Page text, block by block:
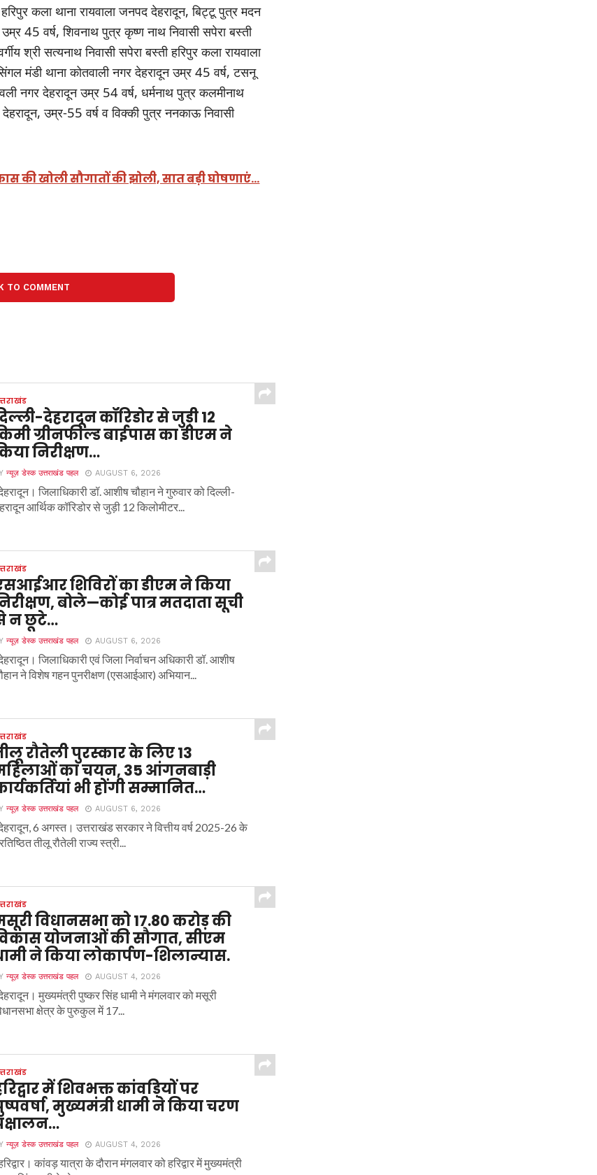
कला थाना रायवाला जनपद देहरादून, बिट्टू पुत्र मदन
45 वर्ष, शिवनाथ पुत्र कृष्ण नाथ निवासी सपेरा बस्ती
श्री सत्यनाथ निवासी सपेरा बस्ती हरिपुर कला रायवाला
मंडी थाना कोतवाली नगर देहरादून उम्र 45 वर्ष, टसनू
नगर देहरादून उम्र 54 वर्ष, धर्मनाथ पुत्र कलमीनाथ
देहरादून, उम्र-55 वर्ष व विक्की पुत्र ननकाऊ निवासी
की खोली सौगातों की झोली, सात बड़ी घोषणाएं…
TO COMMENT
देहरादून कॉरिडोर से जुड़ी 12
ग्रीनफील्ड बाईपास का डीएम ने
निरीक्षण…
न्यूज़ डेस्क उत्तराखंड पहल AUGUST 6, 2026
जिलाधिकारी डॉ. आशीष चौहान ने गुरुवार को दिल्ली-
आर्थिक कॉरिडोर से जुड़ी 12 किलोमीटर...
शिविरों का डीएम ने किया
बोले—कोई पात्र मतदाता सूची
न छूटे…
न्यूज़ डेस्क उत्तराखंड पहल AUGUST 6, 2026
जिलाधिकारी एवं जिला निर्वाचन अधिकारी डॉ. आशीष
ने विशेष गहन पुनरीक्षण (एसआईआर) अभियान...
रौतेली पुरस्कार के लिए 13
का चयन, 35 आंगनबाड़ी
भी होंगी सम्मानित…
न्यूज़ डेस्क उत्तराखंड पहल AUGUST 6, 2026
6 अगस्त। उत्तराखंड सरकार ने वित्तीय वर्ष 2025-26 के
तीलू रौतेली राज्य स्त्री...
विधानसभा को 17.80 करोड़ की
योजनाओं की सौगात, सीएम
ने किया लोकार्पण-शिलान्यास.
न्यूज़ डेस्क उत्तराखंड पहल AUGUST 4, 2026
मुख्यमंत्री पुष्कर सिंह धामी ने मंगलवार को मसूरी
क्षेत्र के पुरुकुल में 17...
में शिवभक्त कांवड़ियों पर
मुख्यमंत्री धामी ने किया चरण
न्यूज़ डेस्क उत्तराखंड पहल AUGUST 4, 2026
कांवड़ यात्रा के दौरान मंगलवार को हरिद्वार में मुख्यमंत्री